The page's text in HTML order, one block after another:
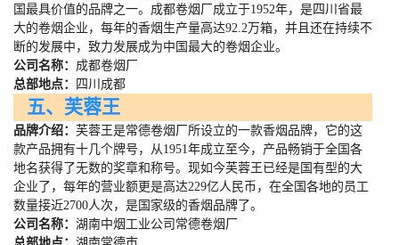
国最具价值的品牌之一。成都卷烟厂成立于1952年，是四川省最
大的卷烟企业，每年的香烟生产量高达92.2万箱，并且还在持续不
断的发展中，致力发展成为中国最大的卷烟企业。
公司名称： 成都卷烟厂
总部地点：
四川成都
五、芙蓉王
品牌介绍： 芙蓉王是常德卷烟厂所设立的一款香烟品牌，它的这
款产品拥有十几个牌号，从1951年成立至今，产品畅销于全国各
地名获得了无数的奖章和称号。现如今芙蓉王已经是国有型的大
企业了，每年的营业额更是高达229亿人民币，在全国各地的员工
数量接近2700人次，是国家级的香烟品牌了。
公司名称： 湖南中烟工业公司常德卷烟厂